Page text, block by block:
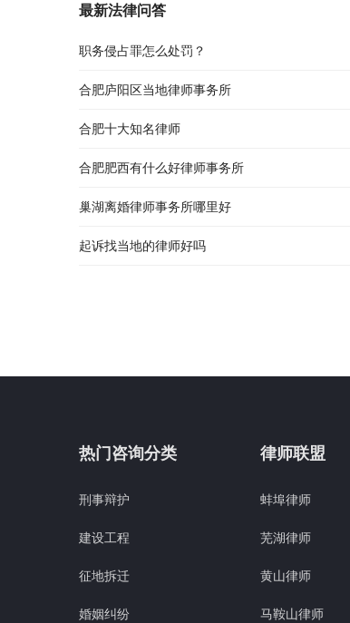
最新法律问答
职务侵占罪怎么处罚？
合肥庐阳区当地律师事务所
合肥十大知名律师
合肥肥西有什么好律师事务所
巢湖离婚律师事务所哪里好
起诉找当地的律师好吗
热门咨询分类
刑事辩护
建设工程
征地拆迁
婚姻纠纷
律师联盟
蚌埠律师
芜湖律师
黄山律师
马鞍山律师